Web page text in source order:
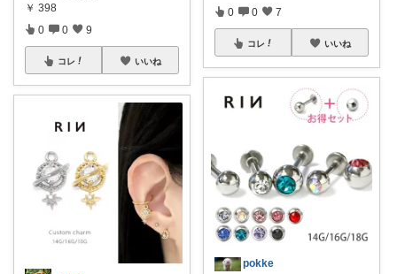
￥ 398
0 0 9
コレ いいね
0 0 7
コレ いいね
pokke